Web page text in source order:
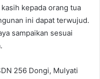
kepada orang tua
ini dapat terwujud.
sampaikan sesuai
256 Dongi, Mulyati